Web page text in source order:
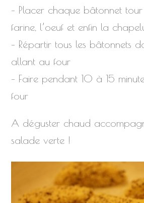
– Placer chaque bâtonnet
farine, l’oeuf et enfin la
– Répartir tous les bâtonnets
allant au four
– Faire pendant 10 à 15
four
A déguster chaud
salade verte !